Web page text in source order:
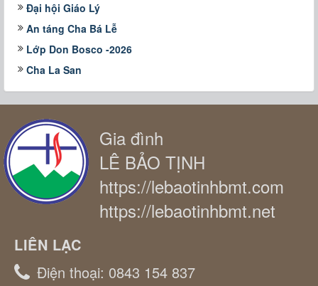
Đại hội Giáo Lý
An táng Cha Bá Lễ
Lớp Don Bosco -2026
Cha La San
Gia đình
LÊ BẢO TỊNH
https://lebaotinhbmt.com
https://lebaotinhbmt.net
LIÊN LẠC
Điện thoại: 0843 154 837